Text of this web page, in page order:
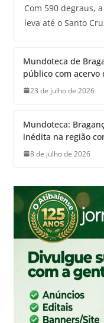
Com 590 degraus,
leva até o Santo
Mundoteca de
público com acervo
23 de julho de 2026
Mundoteca:
inédita na região
8 de julho de 2026